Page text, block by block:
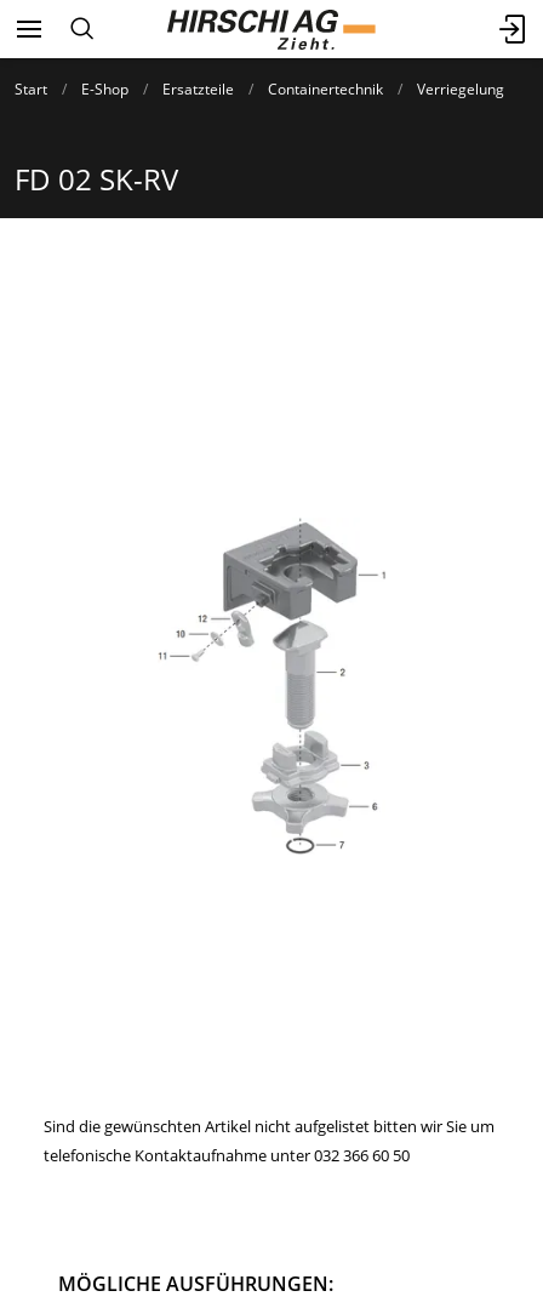
Start E-Shop Ersatzteile Containertechnik Verriegelung
FD 02 SK-RV
Sind die gewünschten Artikel nicht aufgelistet bitten wir Sie um
telefonische Kontaktaufnahme unter 032 366 60 50
MÖGLICHE AUSFÜHRUNGEN: